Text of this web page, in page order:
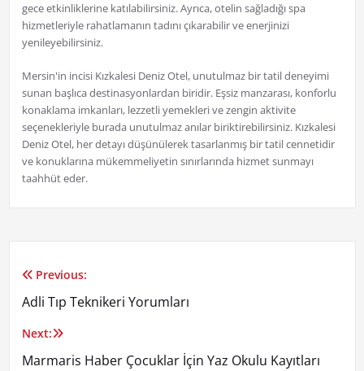
gece etkinliklerine katılabilirsiniz. Ayrıca, otelin sağladığı spa
hizmetleriyle rahatlamanın tadını çıkarabilir ve enerjinizi
yenileyebilirsiniz.
Mersin'in incisi Kızkalesi Deniz Otel, unutulmaz bir tatil deneyimi
sunan başlıca destinasyonlardan biridir. Eşsiz manzarası, konforlu
konaklama imkanları, lezzetli yemekleri ve zengin aktivite
seçenekleriyle burada unutulmaz anılar biriktirebilirsiniz. Kızkalesi
Deniz Otel, her detayı düşünülerek tasarlanmış bir tatil cennetidir
ve konuklarına mükemmeliyetin sınırlarında hizmet sunmayı
taahhüt eder.
Yazı
gezinmesi
Previous:
Adli Tıp Teknikeri Yorumları
Next:
Marmaris Haber Çocuklar İçin Yaz Okulu Kayıtları